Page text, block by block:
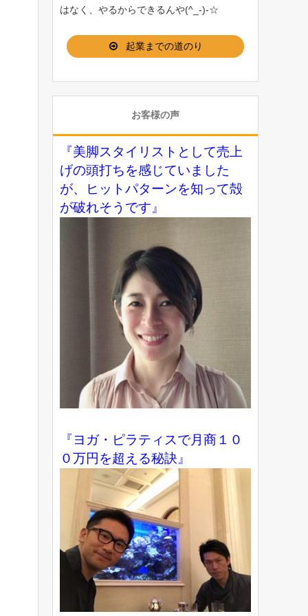
はなく、やるからできるんや(^_-)-☆
起業までの道のり
お客様の声
『美脚スタイリストとして売上
げの頭打ちを感じていました
が、ヒットパターンを知って殻
が破れそうです』
『ヨガ・ピラティスで月商１０
０万円を超える秘訣』